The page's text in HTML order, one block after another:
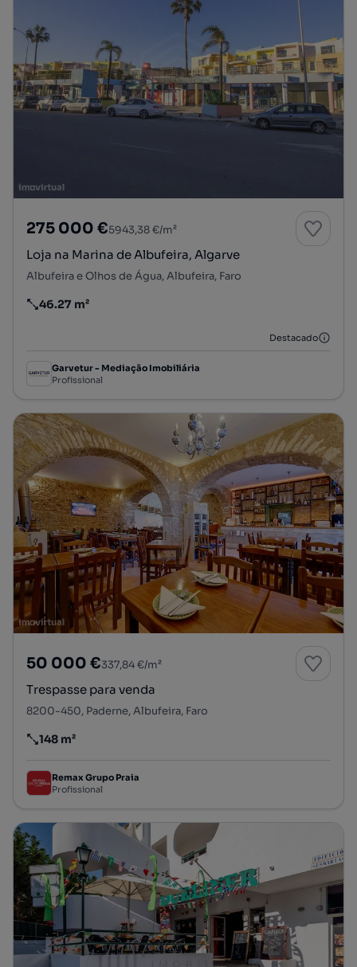
275 000 €5943,38 €/m²
Loja na Marina de Albufeira, Algarve
Albufeira e Olhos de Água, Albufeira, Faro
Preço por metro quadrado
46.27 m²
Destacado
Garvetur - Mediação Imobiliária
Profissional
50 000 €337,84 €/m²
Trespasse para venda
8200-450, Paderne, Albufeira, Faro
Preço por metro quadrado
148 m²
Remax Grupo Praia
Profissional